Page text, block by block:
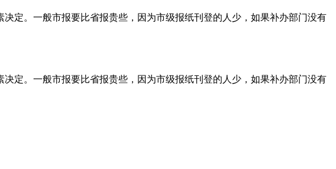
定。一般市报要比省报贵些，因为市级报纸刊登的人少，如果补办部门没有
定。一般市报要比省报贵些，因为市级报纸刊登的人少，如果补办部门没有